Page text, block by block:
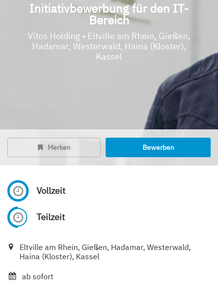
Initiativbewerbung für den IT-
Bereich
Vitos Holding • Eltville am Rhein, Gießen,
Hadamar, Westerwald, Haina (Kloster),
Kassel
Merken Bewerben
Vollzeit
Teilzeit
Eltville am Rhein, Gießen, Hadamar, Westerwald,
Haina (Kloster), Kassel
ab sofort